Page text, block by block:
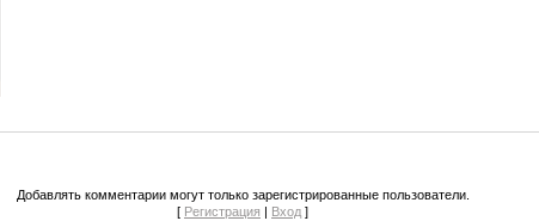
Добавлять комментарии могут только зарегистрированные пользователи.
[ Регистрация | Вход ]